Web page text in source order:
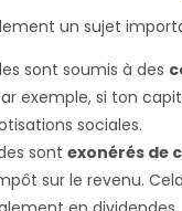
un sujet
sont soumis à des
exemple, si ton
sociales.
sont exonérés de
sur le revenu.